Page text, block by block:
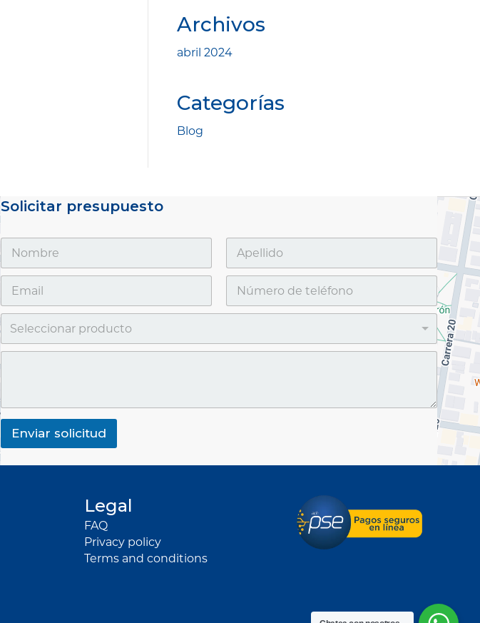
Archivos
abril 2024
Categorías
Blog
Solicitar presupuesto
Enviar solicitud
Legal
FAQ
Privacy policy
Terms and conditions